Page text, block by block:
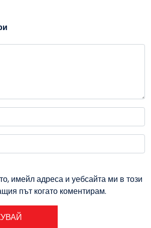
имейл адреса и уебсайта ми в този
път когато коментирам.